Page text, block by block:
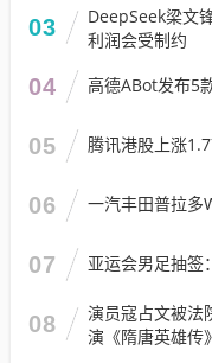
03
DeepSeek梁文
利润会受制约
04 高德ABot发布5
05 腾讯港股上涨
06 一汽丰田普拉多
07 亚运会男足抽签
08
演员寇占文被法
演《隋唐英雄传